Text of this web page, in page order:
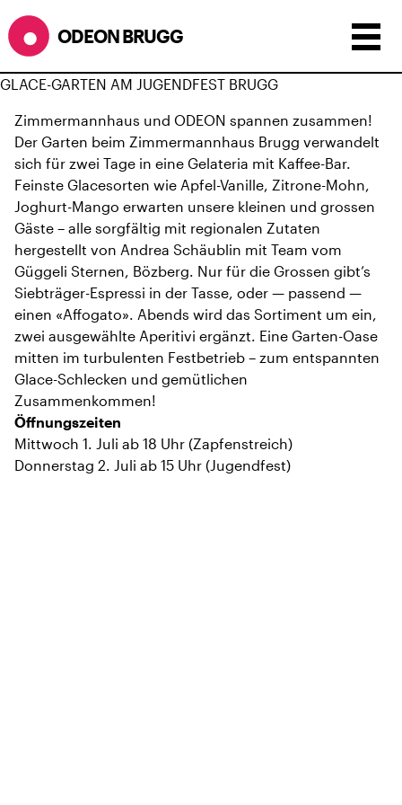
ODEON BRUGG
GLACE-GARTEN AM JUGENDFEST BRUGG
Zimmermannhaus und ODEON spannen zusammen!
Der Garten beim Zimmermannhaus Brugg verwandelt
sich für zwei Tage in eine Gelateria mit Kaffee-Bar.
Feinste Glacesorten wie Apfel-Vanille, Zitrone-Mohn,
Joghurt-Mango erwarten unsere kleinen und grossen
Gäste – alle sorgfältig mit regionalen Zutaten
hergestellt von Andrea Schäublin mit Team vom
Güggeli Sternen, Bözberg. Nur für die Grossen gibt’s
Siebträger-Espressi in der Tasse, oder — passend —
einen «Affogato». Abends wird das Sortiment um ein,
zwei ausgewählte Aperitivi ergänzt. Eine Garten-Oase
mitten im turbulenten Festbetrieb – zum entspannten
Glace-Schlecken und gemütlichen
Zusammenkommen!
Öffnungszeiten
Mittwoch 1. Juli ab 18 Uhr (Zapfenstreich)
Donnerstag 2. Juli ab 15 Uhr (Jugendfest)